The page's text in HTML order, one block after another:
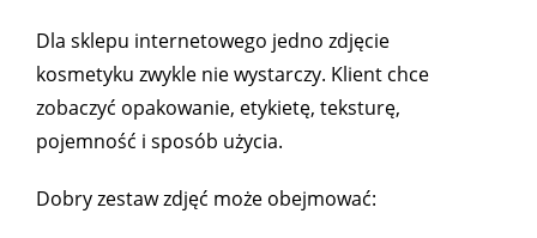
Dla sklepu internetowego jedno zdjęcie
kosmetyku zwykle nie wystarczy. Klient chce
zobaczyć opakowanie, etykietę, teksturę,
pojemność i sposób użycia.
Dobry zestaw zdjęć może obejmować: